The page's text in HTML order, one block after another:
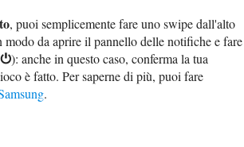
, puoi semplicemente fare uno swipe dall'alto
da aprire il pannello delle notifiche e fare
⏻): anche in questo caso, conferma la tua
è fatto. Per saperne di più, puoi fare
.